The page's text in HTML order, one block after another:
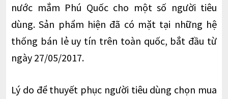
nước mắm Phú Quốc cho một số người tiêu
dùng. Sản phẩm hiện đã có mặt tại những hệ
thống bán lẻ uy tín trên toàn quốc, bắt đầu từ
ngày 27/05/2017.
Lý do để thuyết phục người tiêu dùng chọn mua